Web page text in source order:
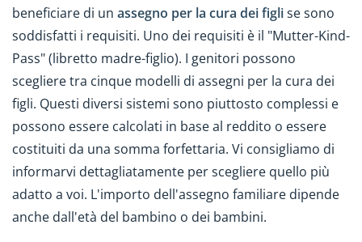
beneficiare di un assegno per la cura dei figlise sono
soddisfatti i requisiti. Uno dei requisiti è il "Mutter-Kind-
Pass" (libretto madre-figlio). I genitori possono
scegliere tra cinque modelli di assegni per la cura dei
figli. Questi diversi sistemi sono piuttosto complessi e
possono essere calcolati in base al reddito o essere
costituiti da una somma forfettaria. Vi consigliamo di
informarvi dettagliatamente per scegliere quello più
adatto a voi. L'importo dell'assegno familiare dipende
anche dall'età del bambino o dei bambini.